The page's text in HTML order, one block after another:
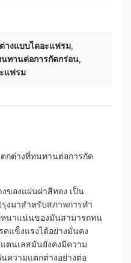
างแบบไดอะแฟรม,
ทานต่อการกัดกร่อน,
แฟรม
กต่างที่ทนทานต่อการกัด
ของแผ่นผ่าสีทอง เป็น
งมาสําหรับสภาพการทํา
หนาแน่นของมันสามารถทน
ดแข็งแรงได้อย่างมั่นคง
ตนเลสมันยังคงมีความ
ความแตกต่างอย่างต่อ